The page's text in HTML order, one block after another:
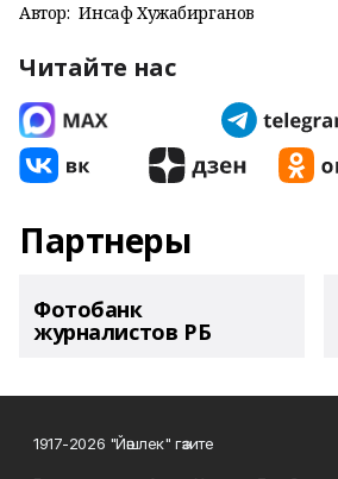
Автор: Инсаф Хужабирганов
Читайте нас
Партнеры
Фотобанк
журналистов РБ
1917-2026 "Йәшлек" гәзите